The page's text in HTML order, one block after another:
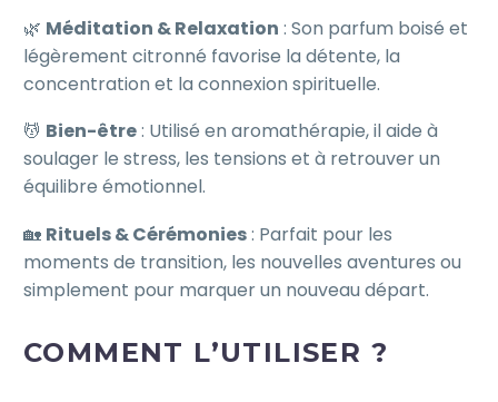
🌿 Méditation & Relaxation : Son parfum boisé et
légèrement citronné favorise la détente, la
concentration et la connexion spirituelle.
💆 Bien-être: Utilisé en aromathérapie, il aide à
soulager le stress, les tensions et à retrouver un
équilibre émotionnel.
🏡 Rituels & Cérémonies: Parfait pour les
moments de transition, les nouvelles aventures ou
simplement pour marquer un nouveau départ.
COMMENT L’UTILISER ?